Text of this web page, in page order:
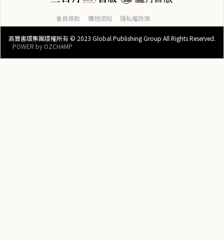
疫力
Up！
快樂系
統
會員條款 購物須知 隱私權政策
高寶書版集團版權所有 © 2023 Global Publishing Group All Rights Reserved.
POWER by OZCHAMP